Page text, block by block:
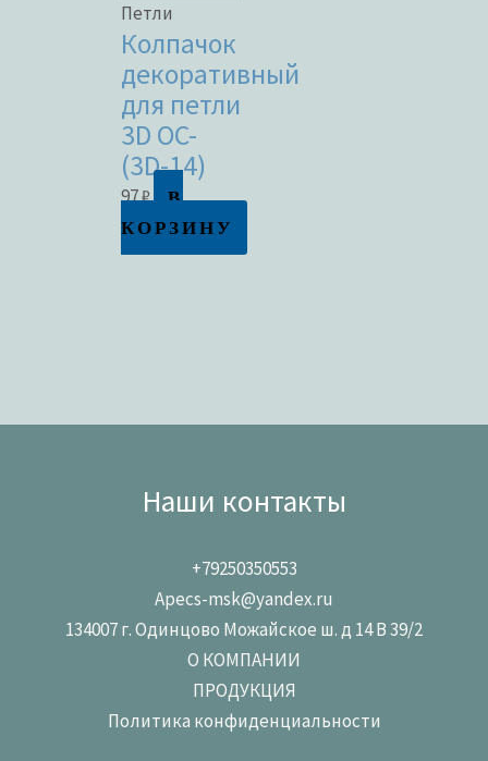
Петли
Колпачок
декоративный
для петли
3D OC-
(3D-14)
97₽
В
КОРЗИНУ
Наши контакты
+79250350553
Apecs-msk@yandex.ru
134007 г. Одинцово Можайское ш. д 14 В 39/2
О КОМПАНИИ
ПРОДУКЦИЯ
Политика конфиденциальности